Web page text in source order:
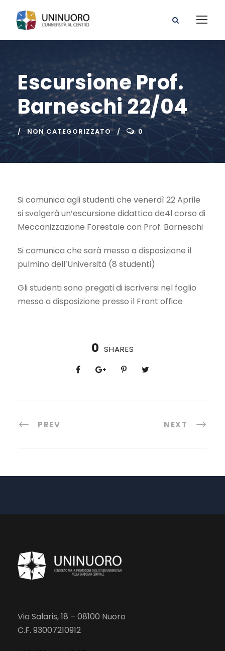
Escursione Prof.
Barneschi 22/04
NON CATEGORIZZATO 0
Si comunica agli studenti che venerdì 22 Aprile
si svolgerà un’escursione didattica de4l corso di
Meccanizzazione Forestale con Prof. Barneschi
Si comunica che sarà messo a disposizione il
pulmino dell’Università (8 studenti)
Gli studenti sono pregati di iscriversi nel foglio
messo a disposizione presso il Front office
0 SHARES
PREV NEXT
Via Salaris, 18 – 08100 Nuoro
C.F. 93007210912